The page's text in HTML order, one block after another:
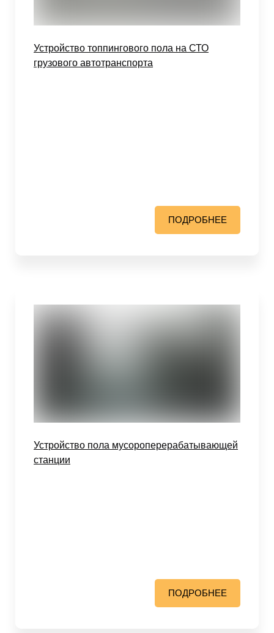
Устройство топпингового пола на СТО
грузового автотранспорта
ПОДРОБНЕЕ
Устройство пола мусороперерабатывающей
станции
ПОДРОБНЕЕ